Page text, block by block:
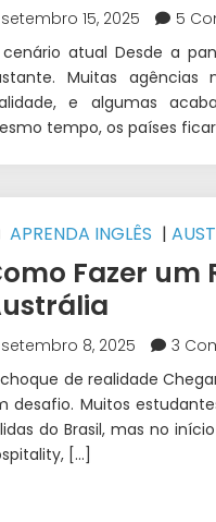
setembro 15, 2025
5
atual Desde a
Muitas
e algumas
tempo, os países
APRENDA INGLÊS |
E TRABALHO
|
Fazer um
setembro 8, 2025
3
de realidade
desafio. Muitos
do Brasil, mas no
[…]